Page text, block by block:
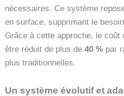
nécessaires. Ce système
en surface, supprimant le
Grâce à cette approche, le
être réduit de plus de 40 % par
plus traditionnelles.
Un système évolutif et